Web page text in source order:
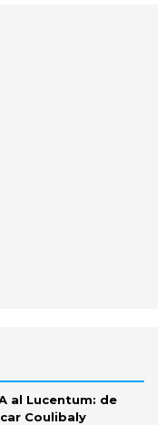
al Lucentum: de
Coulibaly